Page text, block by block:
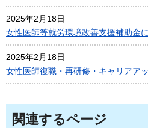
2025年2月18日
女性医師等就労環境改善支援補助金
2025年2月18日
女性医師復職・再研修・キャリアア
関連するページ